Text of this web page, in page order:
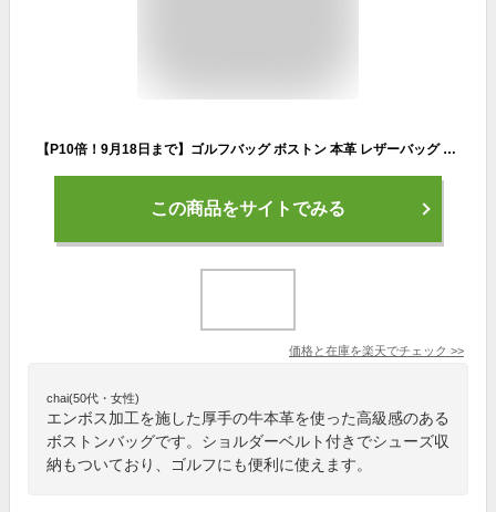
【P10倍！9月18日まで】ゴルフバッグ ボストン 本革 レザーバッグ メンズ ボストンバッグ シューズ収納 レディース ゴルフバッグ ショルダーバッグ スポーツ鞄 カバン ゴルフ用品 軽量 防水 靴 ポケット 大容量 ファスナーケット 横型 修学 出張 旅行 軽量 1泊
この商品をサイトでみる
価格と在庫を楽天でチェック >>
chai(50代・女性)
エンボス加工を施した厚手の牛本革を使った高級感のある
ボストンバッグです。ショルダーベルト付きでシューズ収
納もついており、ゴルフにも便利に使えます。